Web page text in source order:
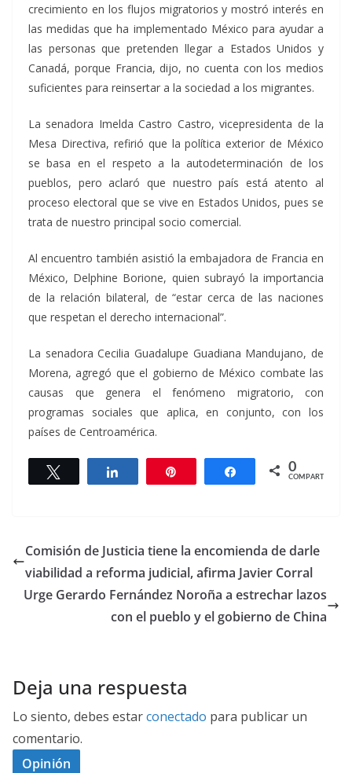
crecimiento en los flujos migratorios y mostró interés en
las medidas que ha implementado México para ayudar a
las personas que pretenden llegar a Estados Unidos y
Canadá, porque Francia, dijo, no cuenta con los medios
suficientes para reinsertar a la sociedad a los migrantes.
La senadora Imelda Castro Castro, vicepresidenta de la
Mesa Directiva, refirió que la política exterior de México
se basa en el respeto a la autodeterminación de los
pueblos, pero aclaró que nuestro país está atento al
proceso electoral que se vive en Estados Unidos, pues se
trata de nuestro principal socio comercial.
Al encuentro también asistió la embajadora de Francia en
México, Delphine Borione, quien subrayó la importancia
de la relación bilateral, de “estar cerca de las naciones
que respetan el derecho internacional”.
La senadora Cecilia Guadalupe Guadiana Mandujano, de
Morena, agregó que el gobierno de México combate las
causas que genera el fenómeno migratorio, con
programas sociales que aplica, en conjunto, con los
países de Centroamérica.
Twittear Compartir Compartir
0
COMPARTIR
Comisión de Justicia tiene la encomienda de darle
viabilidad a reforma judicial, afirma Javier Corral
Urge Gerardo Fernández Noroña a estrechar lazos
con el pueblo y el gobierno de China
Deja una respuesta
Lo siento, debes estarconectado para publicar un
comentario.
Opinión